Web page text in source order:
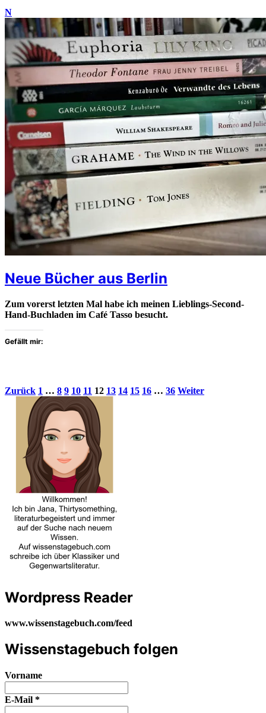
N
Neue Bücher aus Berlin
Zum vorerst letzten Mal habe ich meinen Lieblings-Second-
Hand-Buchladen im Café Tasso besucht.
Gefällt mir:
Beitragsnavigation
Zurück Seite
1 … Seite
8 Seite
9 Seite
10 Seite
11 Seite
12 Seite
13 Seite
14 Seite
15 Seite
16 … Seite
36 Weiter
Wordpress Reader
www.wissenstagebuch.com/feed
Wissenstagebuch folgen
Vorname
E-Mail *